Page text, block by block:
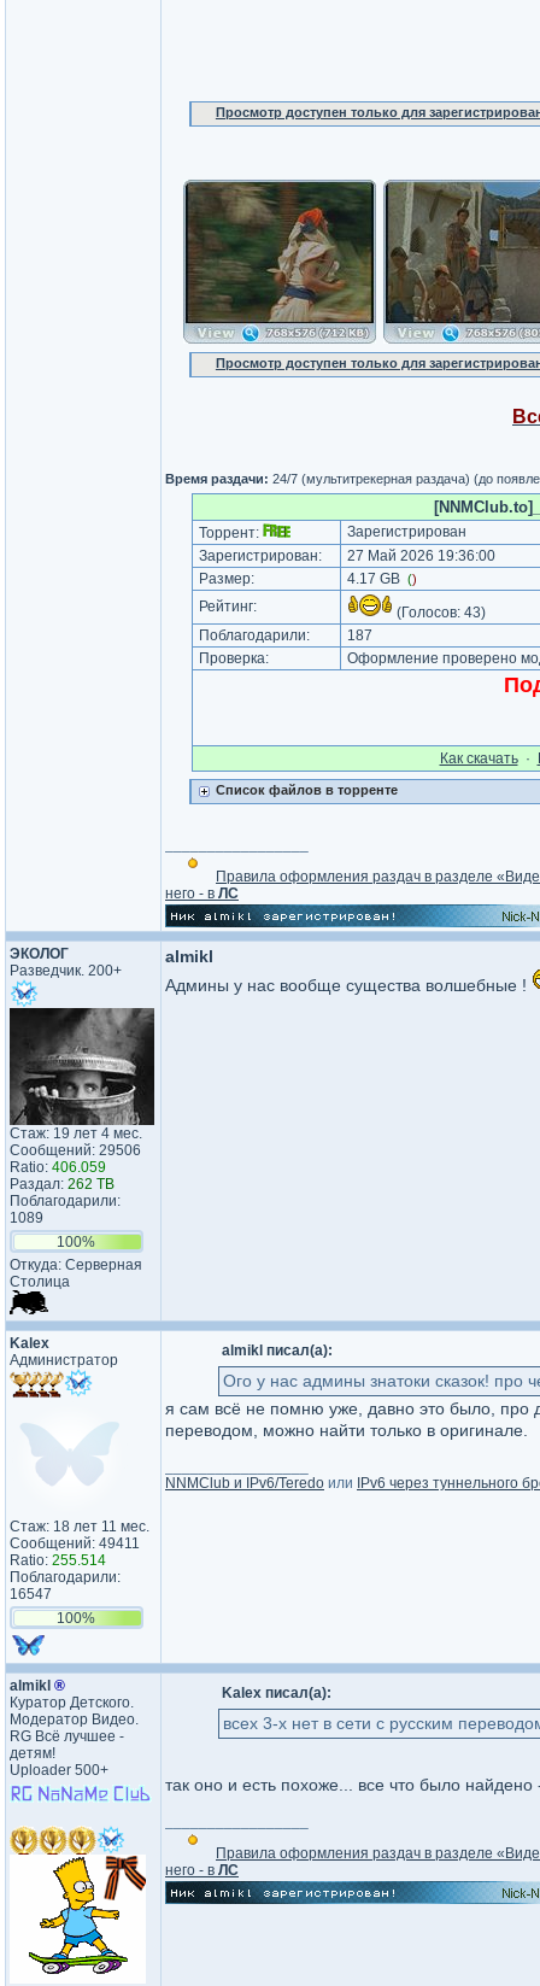
Просмотр доступен только для
Просмотр доступен только для
Время раздачи: 24/7 (мультитрекерная раздача) (до
Торрент:
Зарегистрирован
Зарегистрирован:
27 Май 2026 19:36:00
Размер:
4.17 GB ()
Рейтинг: (Голосов: 43)
Поблагодарили:
187
Проверка:
Оформление проверено
Как cкачать·
Список файлов в торренте
Правила оформления раздач в разделе
него - в ЛС
ЭКОЛОГ
Разведчик. 200+
Стаж: 19 лет 4 мес.
Сообщений: 29506
Ratio: 406.059
Раздал: 262 TB
Поблагодарили:
1089
100%
Откуда: Серверная
Столица
almikl
Админы у нас вообще существа волшебные !
Kalex
Администратор
Стаж: 18 лет 11 мес.
Сообщений: 49411
Ratio: 255.514
Поблагодарили:
16547
100%
almikl писал(а):
Ого у нас админы знатоки сказок! про
я сам всё не помню уже, давно это было, про
переводом, можно найти только в оригинале.
NNMClub и IPv6/Teredo или IPv6 через туннельного
almikl ®
Куратор Детского.
Модератор Видео.
RG Всё лучшее -
детям!
Uploader 500+
Kalex писал(а):
всех 3-х нет в сети с русским
так оно и есть похоже... все что было
Правила оформления раздач в разделе
него - в ЛС